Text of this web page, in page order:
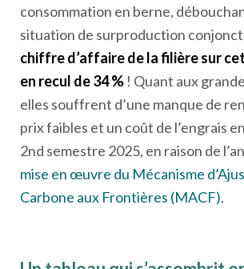
consommation en berne,
situation de surproduction
chiffre d’affaire de la filière sur
en recul de 34 % ! Quant aux
elles souffrent d’une manque de
prix faibles et un coût de l’engrais
2nd semestre 2025, en raison de
mise en œuvre du Mécanisme
Carbone aux Frontières (MACF).